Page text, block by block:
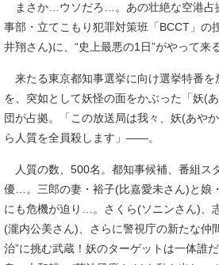
まさか…ウソだろ…。あの壮絶な空港占
事部・立てこもり犯罪対策班「BCCT」の
井翔さん)に、“史上最悪の1日”がやって来
来たる東京都知事選挙に向け選挙特番を
を、突如として妖怪の面をかぶった「妖(
団が占拠。「この放送局は我々、妖(あや
ら人質を全員殺します」――。
人質の数、500名。都知事候補、番組ス
優…。三郎の妻・裕子(比嘉愛未さん)と娘
にも危機が迫り…。さくら(ソニンさん)、
(瀧内公美さん)、さらに警視庁の新たな仲
治”に挑む武蔵！妖のターゲットは一体誰